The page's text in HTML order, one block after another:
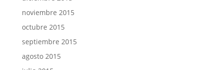
noviembre 2015
octubre 2015
septiembre 2015
agosto 2015